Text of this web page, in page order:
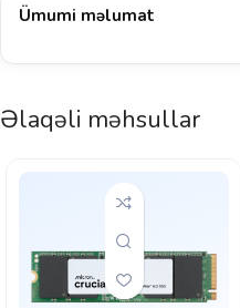
Ümumi məlumat
Əlaqəli məhsullar